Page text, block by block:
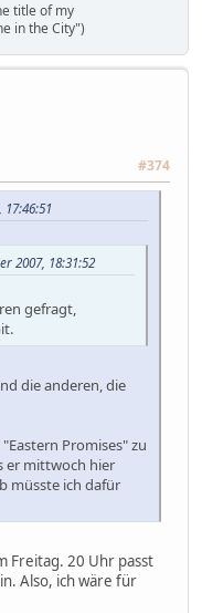
title of my
in the City")
#374
2007, 18:31:52
gefragt,
die anderen, die
Promises" zu
er mittwoch hier
müsste ich dafür
Freitag. 20 Uhr passt
Also, ich wäre für